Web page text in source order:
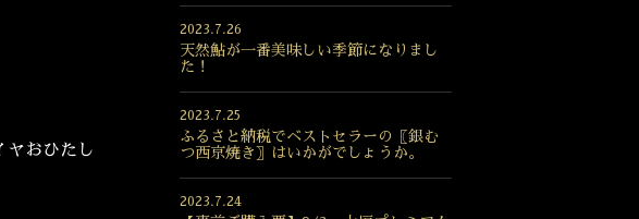
ヤおひたし
2023.7.26
天然鮎が一番美味しい季節になりまし
た！
2023.7.25
ふるさと納税でベストセラーの〖銀む
つ西京焼き〗はいかがでしょうか。
2023.7.24